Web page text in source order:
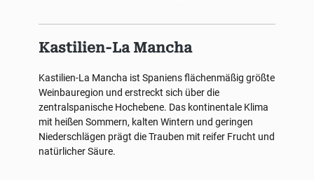
Kastilien-La Mancha
Kastilien-La Mancha ist Spaniens flächenmäßig größte
Weinbauregion und erstreckt sich über die
zentralspanische Hochebene. Das kontinentale Klima
mit heißen Sommern, kalten Wintern und geringen
Niederschlägen prägt die Trauben mit reifer Frucht und
natürlicher Säure.